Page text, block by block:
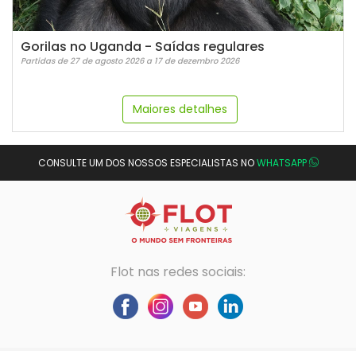
Gorilas no Uganda - Saídas regulares
Partidas de 27 de agosto 2026 a 17 de dezembro 2026
Maiores detalhes
CONSULTE UM DOS NOSSOS ESPECIALISTAS NOWHATSAPP
Flot nas redes sociais: